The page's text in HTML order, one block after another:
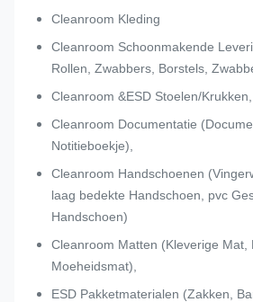
Cleanroom Kleding
Cleanroom Schoonmakende
Rollen, Zwabbers, Borstels,
Cleanroom &ESD Stoelen/Krukken,
Cleanroom Documentatie
Notitieboekje),
Cleanroom Handschoenen
laag bedekte Handschoen, pvc
Handschoen)
Cleanroom Matten (Kleverige Mat,
Moeheidsmat),
ESD Pakketmaterialen (Zakken,